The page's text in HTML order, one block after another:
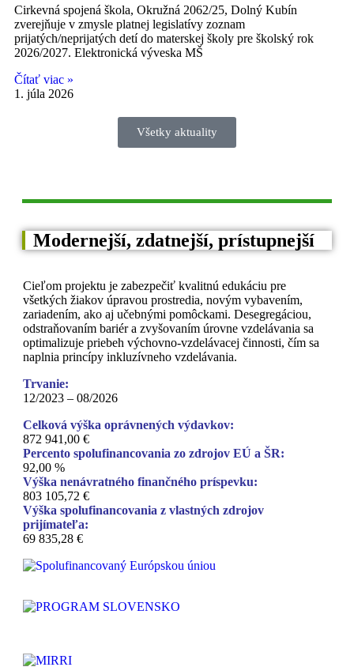
Cirkevná spojená škola, Okružná 2062/25, Dolný Kubín
zverejňuje v zmysle platnej legislatívy zoznam
prijatých/neprijatých detí do materskej školy pre školský rok
2026/2027. Elektronická výveska MŠ
Čítať viac »
1. júla 2026
Všetky aktuality
Modernejší, zdatnejší, prístupnejší
Cieľom projektu je zabezpečiť kvalitnú edukáciu pre
všetkých žiakov úpravou prostredia, novým vybavením,
zariadením, ako aj učebnými pomôckami. Desegregáciou,
odstraňovaním bariér a zvyšovaním úrovne vzdelávania sa
optimalizuje priebeh výchovno-vzdelávacej činnosti, čím sa
naplnia princípy inkluzívneho vzdelávania.
Trvanie:
12/2023 – 08/2026
Celková výška oprávnených výdavkov:
872 941,00 €
Percento spolufinancovania zo zdrojov EÚ a ŠR:
92,00 %
Výška nenávratného finančného príspevku:
803 105,72 €
Výška spolufinancovania z vlastných zdrojov
prijímateľa:
69 835,28 €